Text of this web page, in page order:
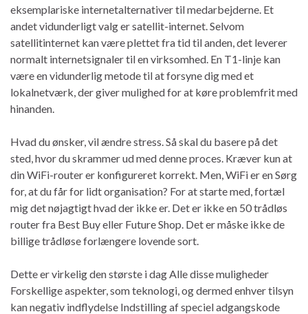
eksemplariske internetalternativer til medarbejderne. Et
andet vidunderligt valg er satellit-internet. Selvom
satellitinternet kan være plettet fra tid til anden, det leverer
normalt internetsignaler til en virksomhed. En T1-linje kan
være en vidunderlig metode til at forsyne dig med et
lokalnetværk, der giver mulighed for at køre problemfrit med
hinanden.
Hvad du ønsker, vil ændre stress. Så skal du basere på det
sted, hvor du skrammer ud med denne proces. Kræver kun at
din WiFi-router er konfigureret korrekt. Men, WiFi er en Sørg
for, at du får for lidt organisation? For at starte med, fortæl
mig det nøjagtigt hvad der ikke er. Det er ikke en 50 trådløs
router fra Best Buy eller Future Shop. Det er måske ikke de
billige trådløse forlængere lovende sort.
Dette er virkelig den største i dag Alle disse muligheder
Forskellige aspekter, som teknologi, og dermed enhver tilsyn
kan negativ indflydelse Indstilling af speciel adgangskode